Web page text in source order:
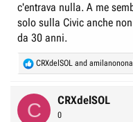
c'entrava nulla. A me
solo sulla Civic anche
da 30 anni.
R
e
CRXdelSOL and
C CRXdelSOL
0